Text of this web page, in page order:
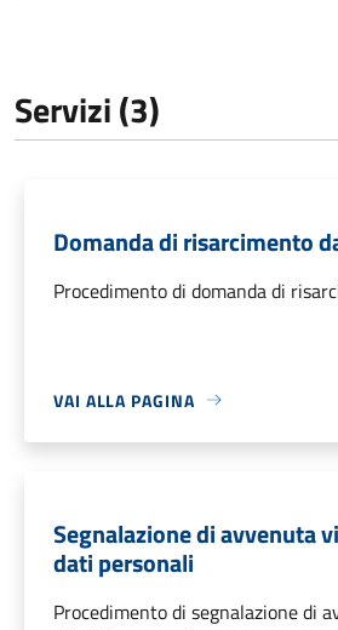
Servizi (3)
Domanda di risarcimento
Procedimento di domanda di
VAI ALLA PAGINA
Segnalazione di avvenuta
dati personali
Procedimento di segnalazione di